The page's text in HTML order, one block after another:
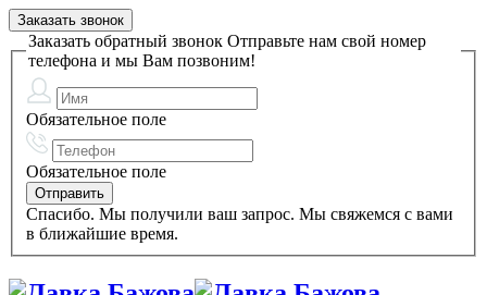
Заказать звонок
Заказать обратный звонок Отправьте нам свой номер
телефона и мы Вам позвоним!
Обязательное поле
Обязательное поле
Спасибо. Мы получили ваш запрос. Мы свяжемся с вами
в ближайшие время.